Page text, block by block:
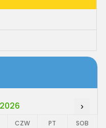
›
CZW PT
SOB